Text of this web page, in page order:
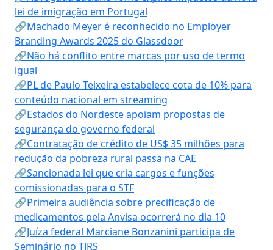
lei de imigração em Portugal
🔗Machado Meyer é reconhecido no Employer
Branding Awards 2025 do Glassdoor
🔗Não há conflito entre marcas por uso de termo
igual
🔗PL de Paulo Teixeira estabelece cota de 10% para
conteúdo nacional em streaming
🔗Estados do Nordeste apoiam propostas de
segurança do governo federal
🔗Contratação de crédito de US$ 35 milhões para
redução da pobreza rural passa na CAE
🔗Sancionada lei que cria cargos e funções
comissionadas para o STF
🔗Primeira audiência sobre precificação de
medicamentos pela Anvisa ocorrerá no dia 10
🔗Juíza federal Marciane Bonzanini participa de
Seminário no TJRS